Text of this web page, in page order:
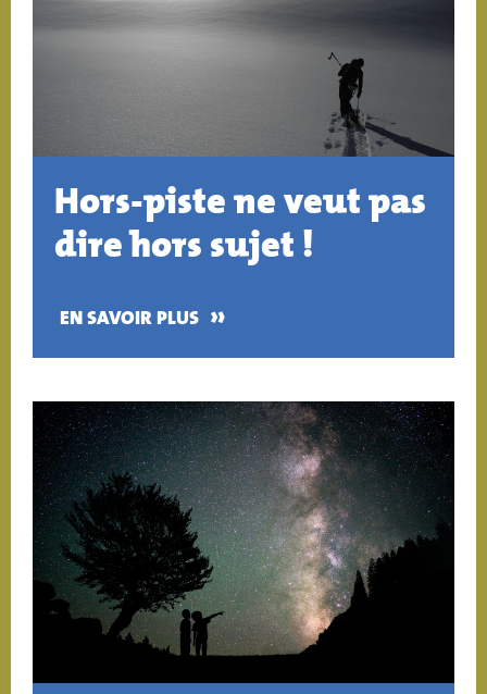
Hors-piste ne veut pas
dire hors sujet !
EN SAVOIR PLUS »